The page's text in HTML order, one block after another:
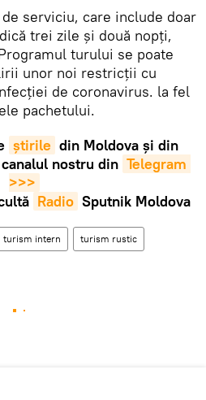
serviciu, care include doar
trei zile și două nopți,
turului se poate
unor noi restricții cu
de coronavirus. la fel
pachetului.
știrile din Moldova și din
nostru din Telegram
>>>
Radio Sputnik Moldova
turism intern turism rustic